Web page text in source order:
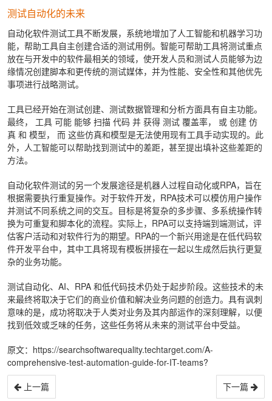
测试自动化的未来
自动化软件测试工具不断发展，系统地增加了人工智能和机器学习功
能，帮助工具自主创建合适的测试用例。智能可帮助工具将测试重点
放在与开发中的软件最相关的领域，使开发人员和测试人员能够为边
缘情况创建脚本和更传统的测试媒体，并为性能、安全性和其他优先
事项进行战略测试。
工具已经开始在测试创建、测试数据管理和分析方面具有自主功能。
最终， 工具 可能 能够 扫描 代码 并 获得 测试 覆盖率， 或 创建 仿
真 和 模型， 而 这些仿真和模型是无法使用现有工具手动实现的。此
外，人工智能可以帮助找到测试中的差距，甚至提出填补这些差距的
方法。
自动化软件测试的另一个发展途径是机器人过程自动化或RPA，旨在
根据需要执行重复操作。对于软件开发，RPA技术可以模仿用户操作
并测试不同系统之间的交互。目标是将复杂的多步骤、多系统操作转
换为可重复和脚本化的流程。实际上，RPA可以支持端到端测试，评
估客户活动和对软件行为的期望。RPA的一个新兴用途是在低代码软
件开发平台中，其中工具将现有模板拼接在一起以生成然后执行更复
杂的业务功能。
测试自动化、AI、RPA 和低代码技术仍处于起步阶段。这些技术的未
来最终将取决于它们的商业价值和解决业务问题的创造力。具有讽刺
意味的是，成功将取决于人类对业务及其内部运作的深刻理解，以便
找到低效或乏味的任务，这些任务将从未来的测试平台中受益。
原文：https://searchsoftwarequality.techtarget.com/A-
comprehensive-test-automation-guide-for-IT-teams?
上一篇
下一篇